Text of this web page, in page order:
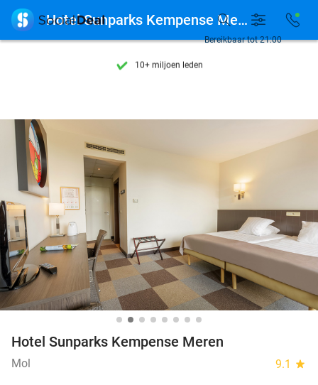
7 dagen per week beschikbaar
10+ miljoen leden
Bereikbaar tot 21:00
 Hotel Sunparks Kempense Meren
Hotel Sunparks Kempense Meren
Mol 9.1 star